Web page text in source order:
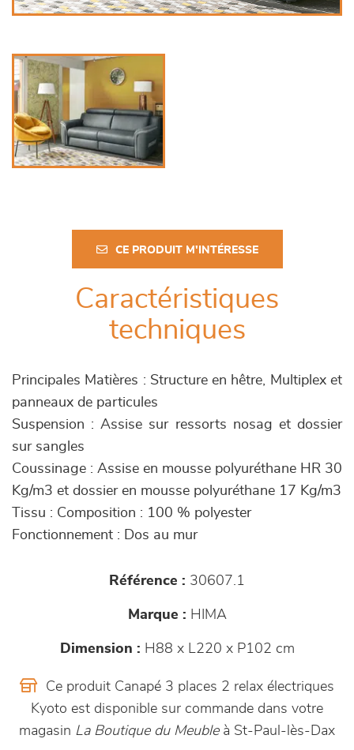
CE PRODUIT M'INTÉRESSE
Caractéristiques
techniques
Principales Matières : Structure en hêtre, Multiplex et
panneaux de particules
Suspension : Assise sur ressorts nosag et dossier
sur sangles
Coussinage : Assise en mousse polyuréthane HR 30
Kg/m3 et dossier en mousse polyuréthane 17 Kg/m3
Tissu : Composition : 100 % polyester
Fonctionnement : Dos au mur
Référence : 30607.1
Marque : HIMA
Dimension : H88 x L220 x P102 cm
Ce produit Canapé 3 places 2 relax électriques
Kyoto est disponible sur commande dans votre
magasin La Boutique du Meubleà St-Paul-lès-Dax